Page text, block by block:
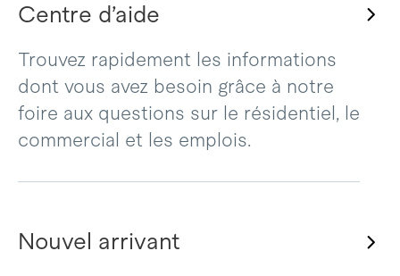
Centre d’aide
Trouvez rapidement les informations
dont vous avez besoin grâce à notre
foire aux questions sur le résidentiel, le
commercial et les emplois.
Nouvel arrivant